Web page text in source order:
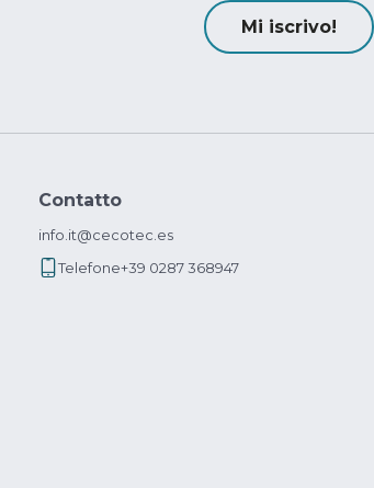
Mi iscrivo!
Contatto
info.it@cecotec.es
Telefone+39 0287 368947